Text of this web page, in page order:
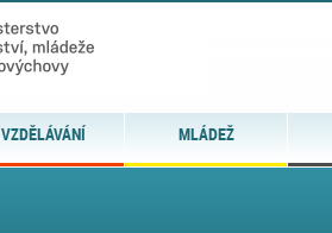
VZDĚLÁVÁNÍ MLÁDEŽ